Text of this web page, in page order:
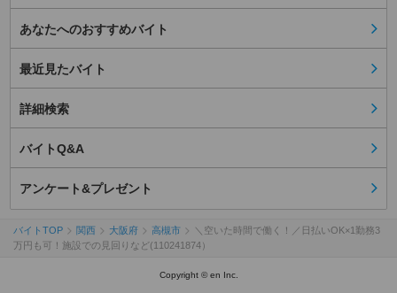
あなたへのおすすめバイト
最近見たバイト
詳細検索
バイトQ&A
アンケート&プレゼント
バイトTOP 関西 大阪府 高槻市
＼空いた時間で働く！／日払いOK×1勤務3
万円も可！施設での見回りなど(110241874）
Copyright © en Inc.